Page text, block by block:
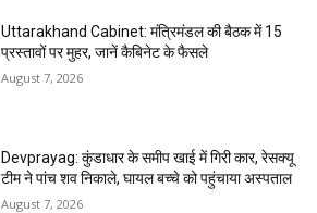
Uttarakhand Cabinet: मंत्रिमंडल की बैठक में 15
प्रस्तावों पर मुहर, जानें कैबिनेट के फैसले
August 7, 2026
Devprayag: कुंडाधार के समीप खाई में गिरी कार, रेसक्यू
टीम ने पांच शव निकाले, घायल बच्चे को पहुंचाया अस्पताल
August 7, 2026